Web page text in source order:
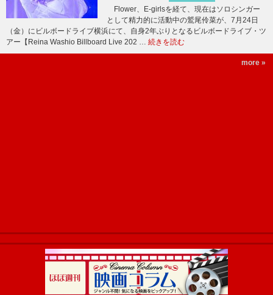
Flower、E-girlsを経て、現在はソロシンガー
として精力的に活動中の鷲尾伶菜が、7月24日
（金）にビルボードライブ横浜にて、自身2年ぶりとなるビルボードライブ・ツ
アー【Reina Washio Billboard Live 202 … 続きを読む
more »